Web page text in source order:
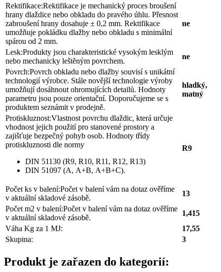
Rektifikace:Rektifikace je mechanický proces broušení
hrany dlaždice nebo obkladu do pravého úhlu. Přesnost
zabroušení hrany dosahuje ± 0,2 mm. Rektifikace
umožňuje pokládku dlažby nebo obkladu s minimální
spárou od 2 mm.
ne
Lesk:Produkty jsou charakteristické vysokým lesklým
nebo mechanicky leštěným povrchem.
ne
Povrch:Povrch obkladu nebo dlažby souvisí s unikátní
technologií výrobce. Stále novější technologie výroby
umožňují dosáhnout ohromujících detailů. Hodnoty
parametru jsou pouze orientační. Doporučujeme se s
produktem seznámit v prodejně.
hladký,
matný
Protiskluznost:Vlastnost povrchu dlaždic, která určuje
vhodnost jejich použití pro stanovené prostory a
zajišťuje bezpečný pohyb osob. Hodnoty třídy
protiskluznosti dle normy
DIN 51130 (R9, R10, R11, R12, R13)
DIN 51097 (A, A+B, A+B+C).
R9
Počet ks v balení:Počet v balení vám na dotaz ověříme
v aktuální skladové zásobě.
13
Počet m2 v balení:Počet v balení vám na dotaz ověříme
v aktuální skladové zásobě.
1,415
Váha Kg za 1 MJ:
17,55
Skupina:
3
Produkt je zařazen do kategorií: